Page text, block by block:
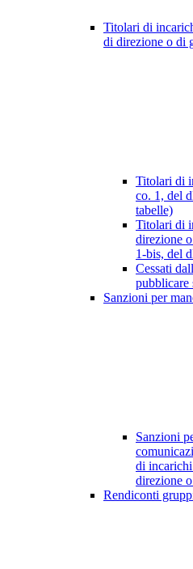
Titolari di
di direzione o di
Titolari di
co. 1, del
tabelle)
Titolari di
direzione
1-bis, del
Cessati
pubblicare
Sanzioni per
Sanzioni
di
direzione
Rendiconti